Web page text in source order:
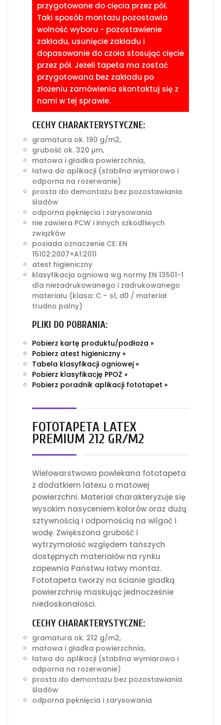
przygotowane do cięcia przez pół.
Taki sposób montażu pozostawia
wolność wyboru - pozostawienie
zakładu, usunięcie zakładu i
dopasowanie do czoła stosując cięcie
przez pół. Jeżeli tapeta ma zostać
przygotowana bez zakładu po
złożeniu zamówienia skontaktuj się z
nami w tej sprawie.
CECHY CHARAKTERYSTYCZNE:
gramatura ok. 190 g/m2,
grubość ok. 320 µm,
matowa i gładka powierzchnia,
łatwa do aplikacji (stabilna wymiarowo i
odporna na rozerwanie)
prosta do demontażu bez pozostawiania
śladów
odporna pęknięcia i zarysowania
nie zawiera PCW i innych szkodliwych
związków
posiada oznaczenie CE: EN
15102:2007+A1:2011
atest higieniczny
klasyfikacja ogniowa wg normy EN 13501-1
dla niezadrukowanego i zadrukowanego
materiału (klasa: C – s1, d0 / materiał
trudno palny)
PLIKI DO POBRANIA:
Pobierz kartę produktu/podłoża »
Pobierz atest higieniczny »
Tabela klasyfikacji ogniowej »
Pobierz klasyfikację PPOŻ »
Pobierz poradnik aplikacji fototapet »
FOTOTAPETA LATEX
PREMIUM 212 GR/M2
Wielowarstwowo powlekana fototapeta
z dodatkiem latexu o matowej
powierzchni. Materiał charakteryzuje się
wysokim nasyceniem kolorów oraz dużą
sztywnością i odpornością na wilgoć i
wodę. Zwiększona grubość i
wytrzymałość względem tańszych
dostępnych materiałów na rynku
zapewnia Państwu łatwy montaż.
Fototapeta tworzy na ścianie gładką
powierzchnię maskując jednocześnie
niedoskonałości.
CECHY CHARAKTERYSTYCZNE:
gramatura ok. 212 g/m2,
matowa i gładka powierzchnia,
łatwa do aplikacji (stabilna wymiarowo i
odporna na rozerwanie)
prosta do demontażu bez pozostawiania
śladów
odporna pęknięcia i zarysowania